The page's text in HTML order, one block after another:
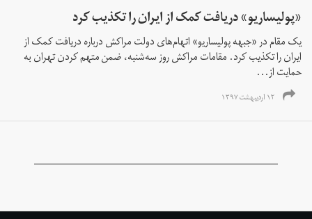
«پولیساریو» دریافت کمک از ایران را تکذیب کرد
یک مقام در «جبهه پولیساریو» اتهام‌های دولت مراکش درباره دریافت کمک از
ایران را تکذیب کرد. مقامات مراکش روز سه‌شنبه، ضمن متهم کردن تهران به
حمایت از...
۱۲ اردیبهشت ۱۳۹۷